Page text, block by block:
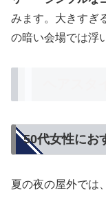
みます。大きすぎ
の暗い会場では浮
50代女性にお
夏の夜の屋外では